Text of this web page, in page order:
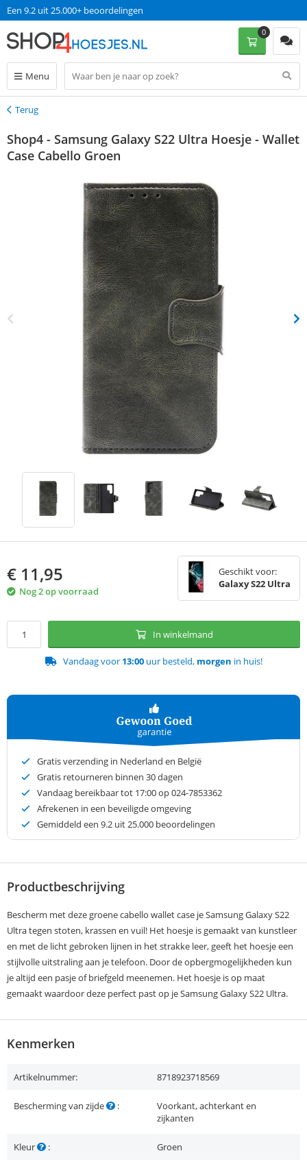
Een 9.2 uit 25.000+ beoordelingen
Menu
0
Terug
Terug
Shop4 - Samsung Galaxy S22 Ultra Hoesje - Wallet
Case Cabello Groen
€ 11,95
Nog 2 op voorraad
Geschikt voor:
Galaxy S22 Ultra
In winkelmand
Vandaag voor 13:00uur besteld, morgen in huis!
Gratis verzending in Nederland en België
Gratis retourneren binnen 30 dagen
Vandaag bereikbaar tot 17:00 op 024-7853362
Afrekenen in een beveiligde omgeving
Gemiddeld een 9.2 uit 25.000 beoordelingen
Productbeschrijving
Bescherm met deze groene cabello wallet case je Samsung Galaxy S22
Ultra tegen stoten, krassen en vuil! Het hoesje is gemaakt van kunstleer
en met de licht gebroken lijnen in het strakke leer, geeft het hoesje een
stijlvolle uitstraling aan je telefoon. Door de opbergmogelijkheden kun
je altijd een pasje of briefgeld meenemen. Het hoesje is op maat
gemaakt waardoor deze perfect past op je Samsung Galaxy S22 Ultra.
Kenmerken
Artikelnummer: 8718923718569
Bescherming van zijde :
Voorkant, achterkant en
zijkanten
Kleur : Groen